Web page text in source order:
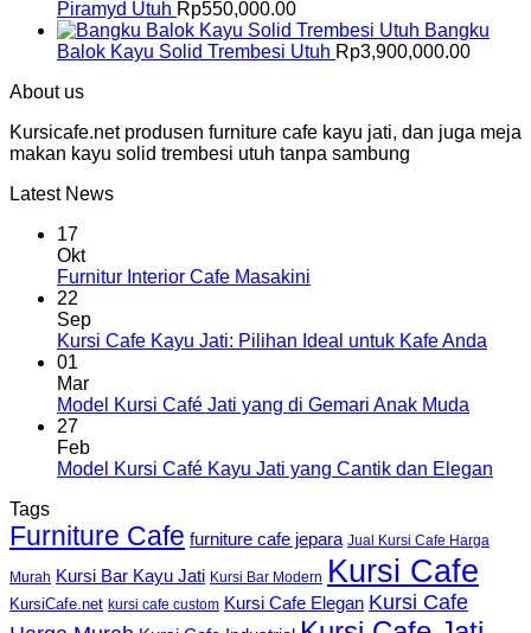
Piramyd Utuh Rp550,000.00
Bangku
Balok Kayu Solid Trembesi Utuh Rp3,900,000.00
About us
Kursicafe.net produsen furniture cafe kayu jati, dan juga meja
makan kayu solid trembesi utuh tanpa sambung
Latest News
17
Okt
Furnitur Interior Cafe Masakini
22
Sep
Kursi Cafe Kayu Jati: Pilihan Ideal untuk Kafe Anda
01
Mar
Model Kursi Café Jati yang di Gemari Anak Muda
27
Feb
Model Kursi Café Kayu Jati yang Cantik dan Elegan
Tags
Furniture Cafe furniture cafe jepara Jual Kursi Cafe Harga
Murah Kursi Bar Kayu Jati Kursi Bar Modern Kursi Cafe
KursiCafe.net kursi cafe custom Kursi Cafe Elegan Kursi Cafe